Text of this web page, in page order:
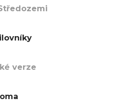
verze